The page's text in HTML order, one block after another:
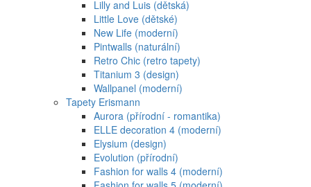
Lilly and Luis (dětská)
Little Love (dětské)
New Life (moderní)
Pintwalls (naturální)
Retro Chic (retro tapety)
Titanium 3 (design)
Wallpanel (moderní)
Tapety Erismann
Aurora (přírodní - romantika)
ELLE decoration 4 (moderní)
Elysium (design)
Evolution (přírodní)
Fashion for walls 4 (moderní)